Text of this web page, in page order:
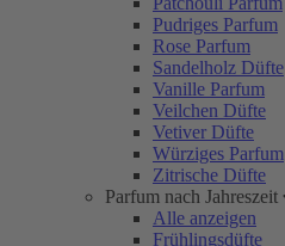
Pudriges Parfum
Rose Parfum
Sandelholz Düfte
Vanille Parfum
Veilchen Düfte
Vetiver Düfte
Würziges Parfum
Zitrische Düfte
Parfum nach Jahreszeit
Alle anzeigen
Frühlingsdüfte